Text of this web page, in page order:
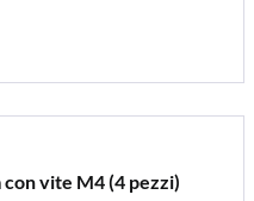
con vite M4 (4 pezzi)